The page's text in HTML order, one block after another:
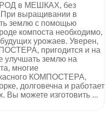
в МЕШКАХ, без
При выращивании в
землю с помощью
компоста необходимо,
урожаев. Уверен,
пригодится и на
улучшать землю на
многие
КОМПОСТЕРА,
долговечна и работает
Вы можете изготовить ...